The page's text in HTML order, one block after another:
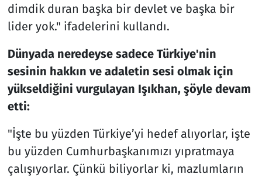
dimdik duran başka bir devlet ve başka bir
lider yok." ifadelerini kullandı.
Dünyada neredeyse sadece Türkiye'nin
sesinin hakkın ve adaletin sesi olmak için
yükseldiğini vurgulayan Işıkhan, şöyle devam
etti:
"İşte bu yüzden Türkiye’yi hedef alıyorlar, işte
bu yüzden Cumhurbaşkanımızı yıpratmaya
çalışıyorlar. Çünkü biliyorlar ki, mazlumların